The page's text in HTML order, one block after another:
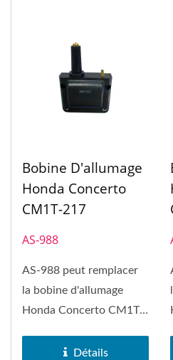
Bobine D'allumage
Honda Concerto
CM1T-217
AS-988
AS-988 peut remplacer
la bobine d'allumage
Honda Concerto CM1T-
d'allumage de type...
Détails